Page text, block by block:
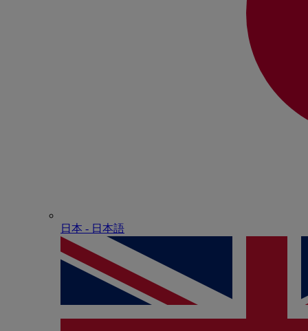
日本 - ⽇本語